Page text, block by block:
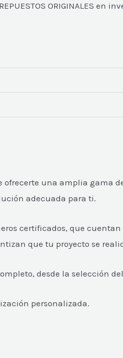
ORIGINALES
una amplia gama
adecuada para ti.
certificados, que
que tu proyecto se
desde la
personalizada.